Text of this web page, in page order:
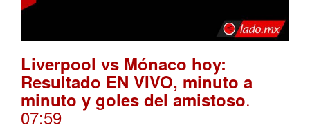
Liverpool vs Mónaco hoy:
Resultado EN VIVO, minuto a
minuto y goles del amistoso.
07:59